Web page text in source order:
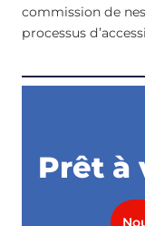
commission de
processus
Prêt à